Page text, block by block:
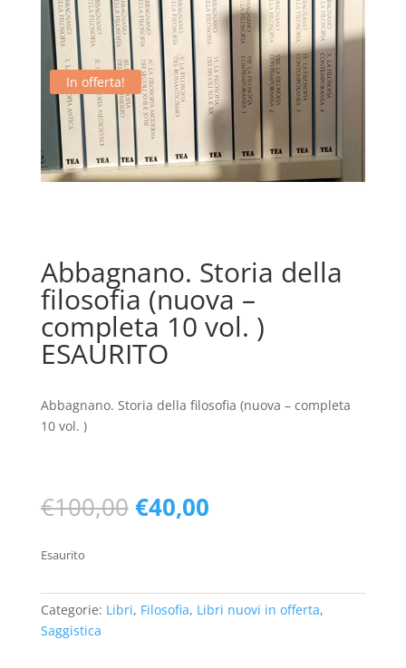
In offerta!
Abbagnano. Storia della
filosofia (nuova –
completa 10 vol. )
ESAURITO
Abbagnano. Storia della filosofia (nuova – completa
10 vol. )
€100,00 Il
prezzo
€100,00.
€40,00Il
€40,00.
Esaurito
Categorie: Libri, Filosofia, Libri nuovi in offerta,
Saggistica